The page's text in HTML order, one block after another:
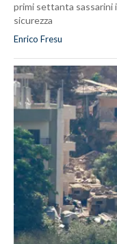
primi settanta sassarini
sicurezza
Enrico Fresu